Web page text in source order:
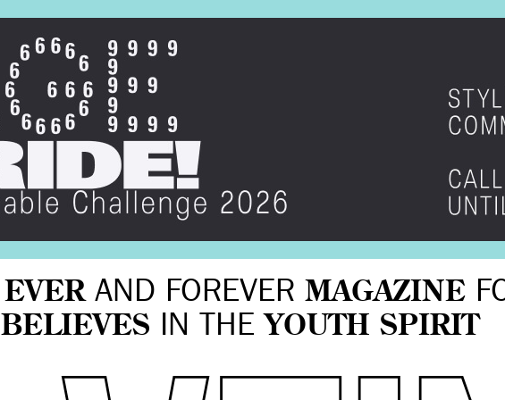
EVERAND FOREVER MAGAZINE
BELIEVES IN THE YOUTH SPIRIT